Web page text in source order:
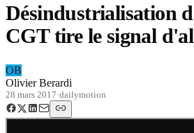
Désindustrialisation
CGT tire le signal
OB
Olivier Berardi
28 mars 2017·dailymotion